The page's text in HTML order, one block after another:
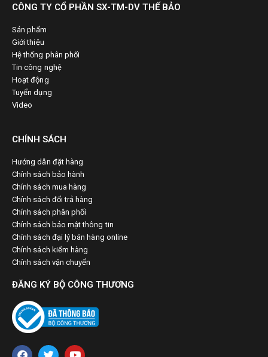
CÔNG TY CỔ PHẦN SX-TM-DV THẾ BẢO
Sản phẩm
Giới thiệu
Hệ thống phân phối
Tin công nghệ
Hoạt động
Tuyển dụng
Video
CHÍNH SÁCH
Hướng dẫn đặt hàng
Chính sách bảo hành
Chính sách mua hàng
Chính sách đổi trả hàng
Chính sách phân phối
Chính sách bảo mật thông tin
Chính sách đại lý bán hàng online
Chính sách kiểm hàng
Chính sách vận chuyển
ĐĂNG KÝ BỘ CÔNG THƯƠNG